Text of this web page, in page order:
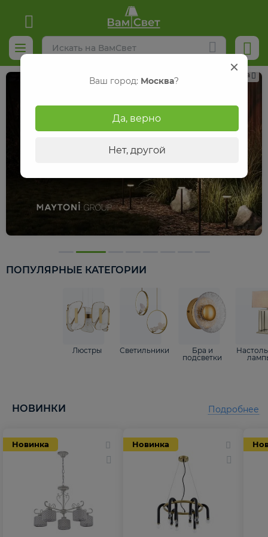
Реклама
ПОПУЛЯРНЫЕ КАТЕГОРИИ
Люстры Светильники
Бра и
подсветки
НОВИНКИ
Новинка Новинка
Подробнее
Ваш город: Москва?
Да, верно
Нет, другой